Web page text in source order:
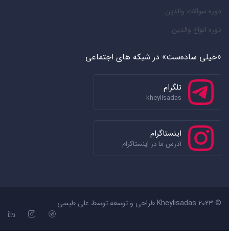
دوره سوالات والدین
دوره انواع والدین
«خیلی ساده‌ست» در شبکه های اجتماعی
تلگرام
kheylisadas
اینستاگرام
آدرس ما در اینستاگرام
© 2023 Kheylisadas طراحی و توسعه توسط علی طبسی